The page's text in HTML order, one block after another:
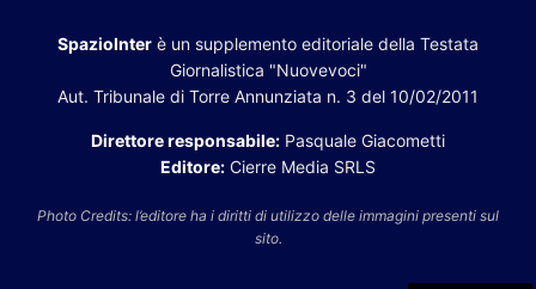
SpazioInter è un supplemento editoriale della Testata
Giornalistica "Nuovevoci"
Aut. Tribunale di Torre Annunziata n. 3 del 10/02/2011
Direttore responsabile: Pasquale Giacometti
Editore: Cierre Media SRLS
Photo Credits: l’editore ha i diritti di utilizzo delle immagini presenti sul
sito.